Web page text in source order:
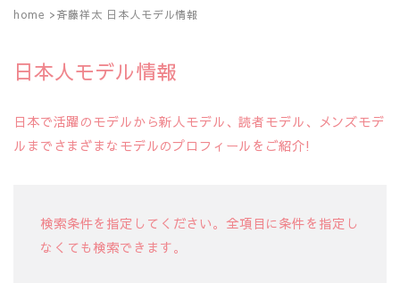
home 斉藤祥太 日本人モデル情報
日本人モデル情報
日本で活躍のモデルから新人モデル、読者モデル、メンズモデ
ルまでさまざまなモデルのプロフィールをご紹介!
検索条件を指定してください。全項目に条件を指定し
なくても検索できます。